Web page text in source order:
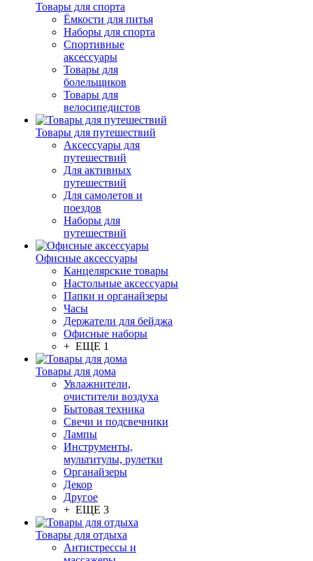
Товары для спорта
Ёмкости для питья
Наборы для спорта
Спортивные
аксессуары
Товары для
болельщиков
Товары для
велосипедистов
Товары для путешествий
Аксессуары для
путешествий
Для активных
путешествий
Для самолетов и
поездов
Наборы для
путешествий
Офисные аксессуары
Канцелярские товары
Настольные аксессуары
Папки и органайзеры
Часы
Держатели для бейджа
Офисные наборы
+ ЕЩЕ 1
Товары для дома
Увлажнители,
очистители воздуха
Бытовая техника
Свечи и подсвечники
Лампы
Инструменты,
мультитулы, рулетки
Органайзеры
Декор
Другое
+ ЕЩЕ 3
Товары для отдыха
Антистрессы и